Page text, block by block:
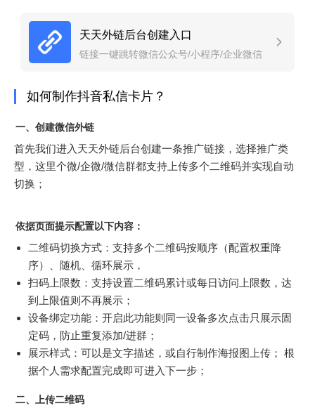
天天外链后台创建入口
链接一键跳转微信公众号/小程序/企业微信
如何制作抖音私信卡片？
一、创建微信外链
首先我们进入天天外链后台创建一条推广链接，选择推广类
型，这里个微/企微/微信群都支持上传多个二维码并实现自动
切换；
依据页面提示配置以下内容：
二维码切换方式：支持多个二维码按顺序（配置权重降
序）、随机、循环展示，
扫码上限数：支持设置二维码累计或每日访问上限数，达
到上限值则不再展示；
设备绑定功能：开启此功能则同一设备多次点击只展示固
定码，防止重复添加/进群；
展示样式：可以是文字描述，或自行制作海报图上传； 根
据个人需求配置完成即可进入下一步；
二、上传二维码